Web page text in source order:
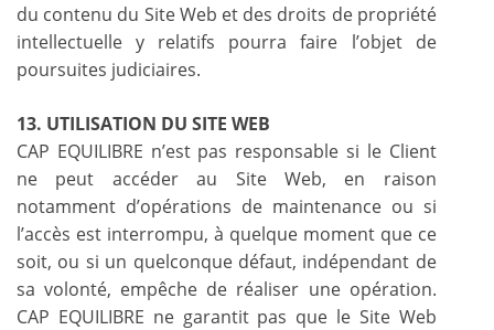
du contenu du Site Web et des droits de propriété
intellectuelle y relatifs pourra faire l’objet de
poursuites judiciaires.
13. UTILISATION DU SITE WEB
CAP EQUILIBRE n’est pas responsable si le Client
ne peut accéder au Site Web, en raison
notamment d’opérations de maintenance ou si
l’accès est interrompu, à quelque moment que ce
soit, ou si un quelconque défaut, indépendant de
sa volonté, empêche de réaliser une opération.
CAP EQUILIBRE ne garantit pas que le Site Web